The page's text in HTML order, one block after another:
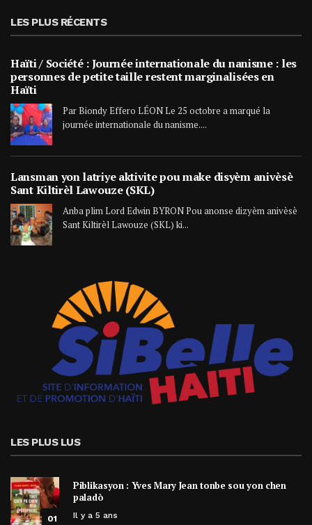
LES PLUS RÉCENTS
Haïti / Société : Journée internationale du nanisme : les
personnes de petite taille restent marginalisées en
Haïti
Par Biondy Effero LÉON Le 25 octobre a marqué la
journée internationale du nanisme....
Lansman yon latriye aktivite pou make disyèm anivèsè
Sant Kiltirèl Lawouze (SKL)
Anba plim Lord Edwin BYRON Pou anonse dizyèm anivèsè
Sant Kiltirèl Lawouze (SKL) ki...
LES PLUS LUS
01
Piblikasyon : Yves Mary Jean tonbe sou yon chen
paladò
Il y a 5 ans